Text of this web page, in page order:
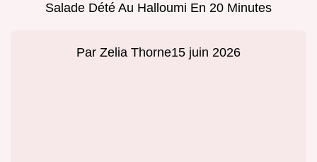
Salade Dété Au Halloumi En 20 Minutes
Par Zelia Thorne15 juin 2026